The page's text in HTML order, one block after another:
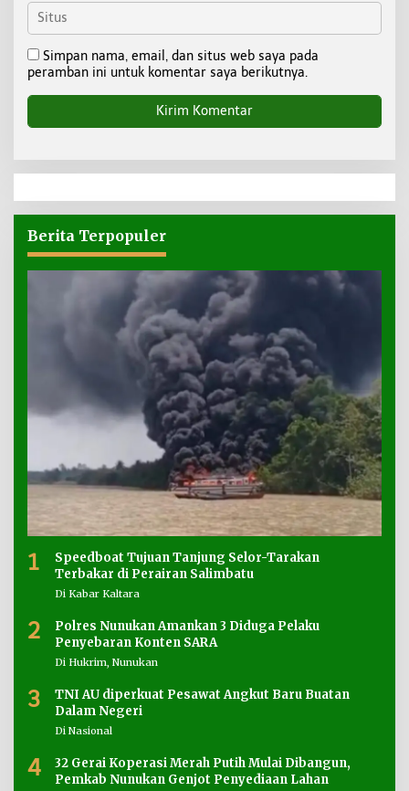
Simpan nama, email, dan situs web saya pada
peramban ini untuk komentar saya berikutnya.
Berita Terpopuler
1
Speedboat Tujuan Tanjung Selor-Tarakan
Terbakar di Perairan Salimbatu
Di Kabar Kaltara
2
Polres Nunukan Amankan 3 Diduga Pelaku
Penyebaran Konten SARA
Di Hukrim, Nunukan
3
TNI AU diperkuat Pesawat Angkut Baru Buatan
Dalam Negeri
Di Nasional
4
32 Gerai Koperasi Merah Putih Mulai Dibangun,
Pemkab Nunukan Genjot Penyediaan Lahan